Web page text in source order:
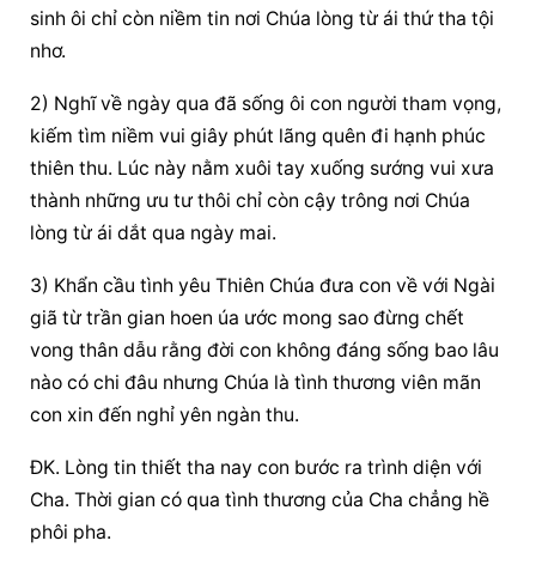
sinh ôi chỉ còn niềm tin nơi Chúa lòng từ ái thứ tha tội
nhơ.
2) Nghĩ về ngày qua đã sống ôi con người tham vọng,
kiếm tìm niềm vui giây phút lãng quên đi hạnh phúc
thiên thu. Lúc này nằm xuôi tay xuống sướng vui xưa
thành những ưu tư thôi chỉ còn cậy trông nơi Chúa
lòng từ ái dắt qua ngày mai.
3) Khẩn cầu tình yêu Thiên Chúa đưa con về với Ngài
giã từ trần gian hoen úa ước mong sao đừng chết
vong thân dẫu rằng đời con không đáng sống bao lâu
nào có chi đâu nhưng Chúa là tình thương viên mãn
con xin đến nghỉ yên ngàn thu.
ĐK. Lòng tin thiết tha nay con bước ra trình diện với
Cha. Thời gian có qua tình thương của Cha chẳng hề
phôi pha.